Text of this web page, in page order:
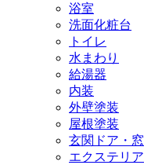
浴室
洗面化粧台
トイレ
水まわり
給湯器
内装
外壁塗装
屋根塗装
玄関ドア・窓
エクステリア